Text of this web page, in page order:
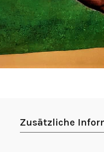
Zusätzliche